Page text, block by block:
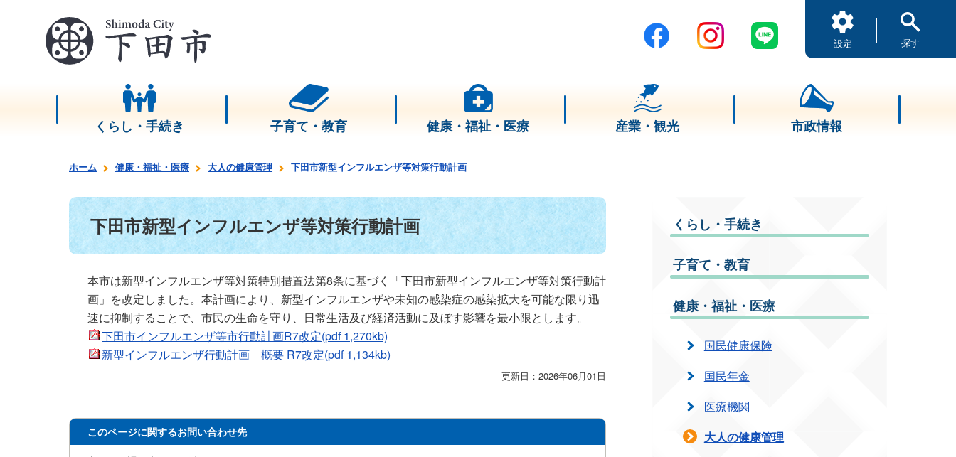
設定 探す
くらし・手続き 子育て・教育 健康・福祉・医療 産業・観光 市政情報
ホーム 健康・福祉・医療 大人の健康管理 下田市新型インフルエンザ等対策行動計画
下田市新型インフルエンザ等対策行動計画
本市は新型インフルエンザ等対策特別措置法第8条に基づく「下田市新型インフルエンザ等対策行動計
画」を改定しました。本計画により、新型インフルエンザや未知の感染症の感染拡大を可能な限り迅
速に抑制することで、市民の生命を守り、日常生活及び経済活動に及ぼす影響を最小限とします。
下田市インフルエンザ等市行動計画R7改定(pdf 1,270kb)
新型インフルエンザ行動計画 概要 R7改定(pdf 1,134kb)
更新日：2026年06月01日
このページに関するお問い合わせ先
くらし・手続き
子育て・教育
健康・福祉・医療
国民健康保険
国民年金
医療機関
大人の健康管理